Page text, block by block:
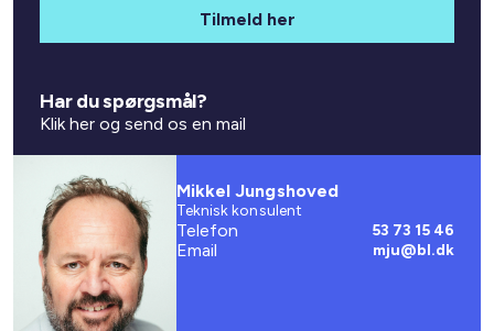
Tilmeld her
Har du spørgsmål?
Klik her og send os en mail
Mikkel Jungshoved
Teknisk konsulent
Telefon 53 73 15 46
Email mju@bl.dk